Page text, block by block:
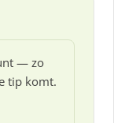
— zo
tip komt.